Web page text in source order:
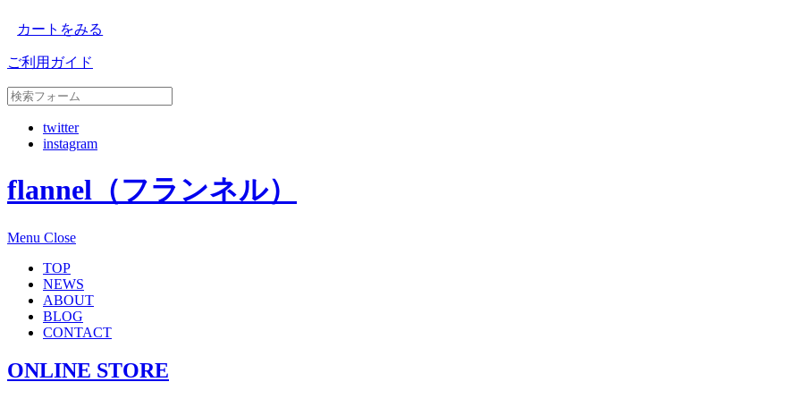
カートをみる
ご利用ガイド
twitter
instagram
flannel（フランネル）
Menu Close
TOP
NEWS
ABOUT
BLOG
CONTACT
ONLINE STORE